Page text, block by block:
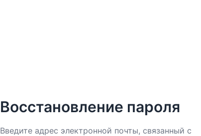
Восстановление пароля
Введите адрес электронной почты, связанный с